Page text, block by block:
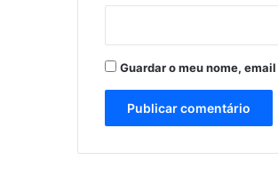
Guardar o meu nome,